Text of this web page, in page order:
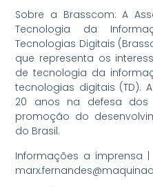
Sobre a Brasscom: A
Tecnologia da
Tecnologias Digitais
que representa os
de tecnologia da
tecnologias digitais (TD).
20 anos na defesa
promoção do
do Brasil.
Informações a imprensa |